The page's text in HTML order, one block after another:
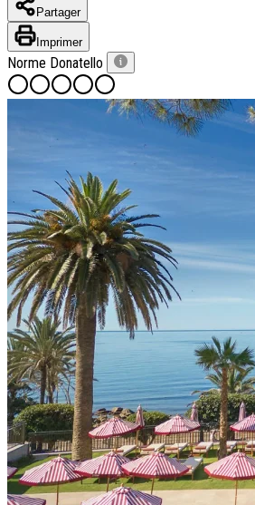
Circuits en petit groupe
Circuits en train
Séjours balnéaires
Séjours avec excursions
Week-ends & courts séjours
Itinéraires au volant
Croisières
Tableaux du Sud
Découvrir Donatello
Qui sommes-nous ?
Notre histoire
Pourquoi voyager avec nous ?
Tourisme responsable
Nos brochures
Contactez-nous
Satisfaction client
Rejoignez-nous
Partager
Imprimer
Norme Donatello